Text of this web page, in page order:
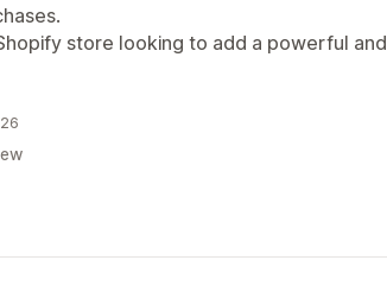
store looking to add a powerful and